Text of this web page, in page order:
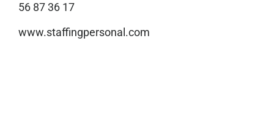
56 87 36 17
www.staffingpersonal.com